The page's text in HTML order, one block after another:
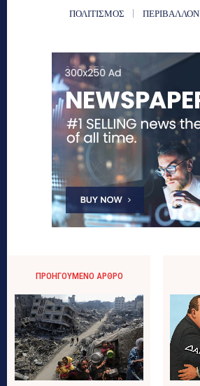
ΠΟΛΙΤΙΣΜΟΣ
ΠΕΡΙΒΑΛΛΟΝ
ΠΡΟΗΓΟΎΜΕΝΟ ΆΡΘΡΟ